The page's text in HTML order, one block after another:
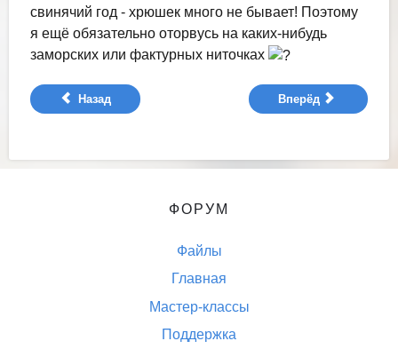
свинячий год - хрюшек много не бывает! Поэтому
я ещё обязательно оторвусь на каких-нибудь
заморских или фактурных ниточках
Назад Вперёд
ФОРУМ
Файлы
Главная
Мастер-классы
Поддержка